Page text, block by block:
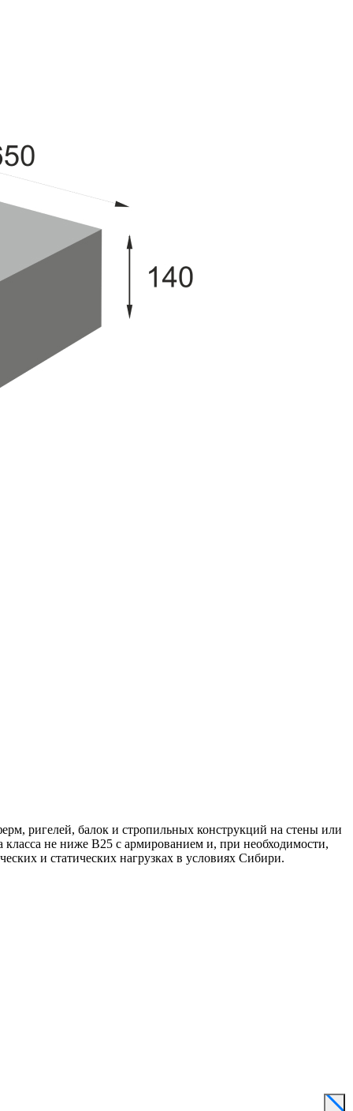
ригелей, балок и стропильных конструкций на стены или
не ниже B25 с армированием и, при необходимости,
и статических нагрузках в условиях Сибири.